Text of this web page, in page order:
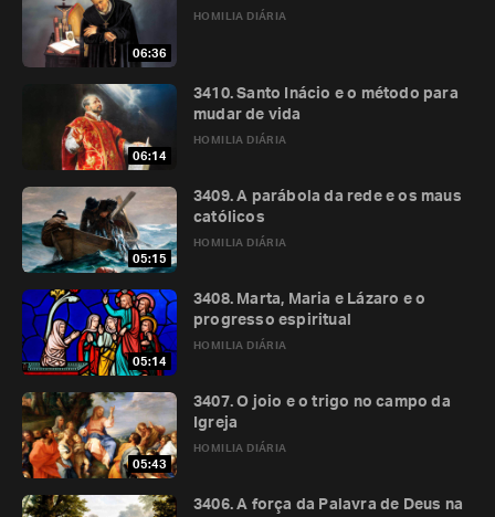
06:36
HOMILIA DIÁRIA
06:14
HOMILIA DIÁRIA
3410. Santo Inácio e o método para
mudar de vida
05:15
HOMILIA DIÁRIA
3409. A parábola da rede e os maus
católicos
05:14
HOMILIA DIÁRIA
3408. Marta, Maria e Lázaro e o
progresso espiritual
05:43
HOMILIA DIÁRIA
3407. O joio e o trigo no campo da
Igreja
3406. A força da Palavra de Deus na